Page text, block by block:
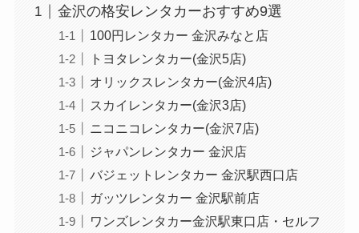
金沢の格安レンタカーおすすめ9選
100円レンタカー 金沢みなと店
トヨタレンタカー(金沢5店)
オリックスレンタカー(金沢4店)
スカイレンタカー(金沢3店)
ニコニコレンタカー(金沢7店)
ジャパンレンタカー 金沢店
バジェットレンタカー 金沢駅西口店
ガッツレンタカー 金沢駅前店
ワンズレンタカー金沢駅東口店・セルフ